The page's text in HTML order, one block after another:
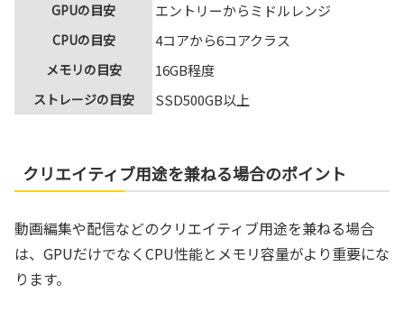
GPUの目安 エントリーからミドルレンジ
CPUの目安 4コアから6コアクラス
メモリの目安 16GB程度
ストレージの目安 SSD500GB以上
クリエイティブ用途を兼ねる場合のポイント
動画編集や配信などのクリエイティブ用途を兼ねる場合
は、GPUだけでなくCPU性能とメモリ容量がより重要にな
ります。